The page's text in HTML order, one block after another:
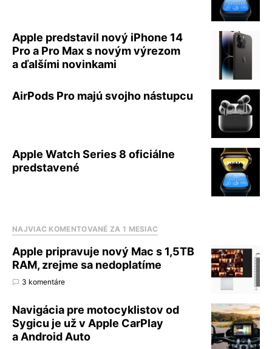
Apple predstavil nový iPhone 14
Pro a Pro Max s novým výrezom
a ďalšími novinkami
AirPods Pro majú svojho nástupcu
Apple Watch Series 8 oficiálne
predstavené
NAJVIAC KOMENTOVANÉ ZA 1 MESIAC
Apple pripravuje nový Mac s 1,5TB
RAM, zrejme sa nedoplatíme
3 komentáre
Navigácia pre motocyklistov od
Sygicu je už v Apple CarPlay
a Android Auto